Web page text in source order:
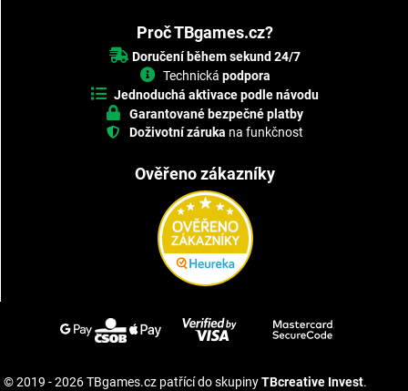
Proč TBgames.cz?
Doručení během sekund 24/7
Technická podpora
Jednoduchá aktivace podle návodu
Garantované bezpečné platby
Doživotní záruka na funkčnost
Ověřeno zákazníky
© 2019 - 2026 TBgames.cz patřící do skupinyTBcreative Invest.